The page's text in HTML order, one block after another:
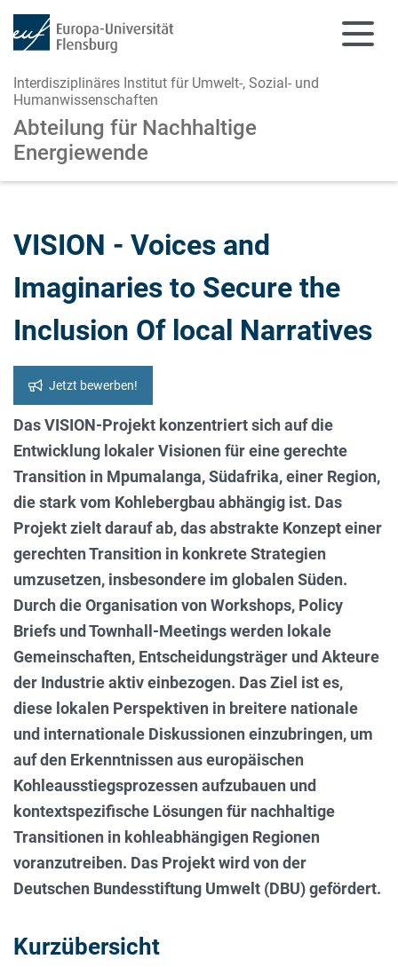
Interdisziplinäres Institut für Umwelt-, Sozial- und
Humanwissenschaften
Abteilung für Nachhaltige
Energiewende
VISION - Voices and
Imaginaries to Secure the
Inclusion Of local Narratives
Jetzt bewerben!
Das VISION-Projekt konzentriert sich auf die
Entwicklung lokaler Visionen für eine gerechte
Transition in Mpumalanga, Südafrika, einer Region,
die stark vom Kohlebergbau abhängig ist. Das
Projekt zielt darauf ab, das abstrakte Konzept einer
gerechten Transition in konkrete Strategien
umzusetzen, insbesondere im globalen Süden.
Durch die Organisation von Workshops, Policy
Briefs und Townhall-Meetings werden lokale
Gemeinschaften, Entscheidungsträger und Akteure
der Industrie aktiv einbezogen. Das Ziel ist es,
diese lokalen Perspektiven in breitere nationale
und internationale Diskussionen einzubringen, um
auf den Erkenntnissen aus europäischen
Kohleausstiegsprozessen aufzubauen und
kontextspezifische Lösungen für nachhaltige
Transitionen in kohleabhängigen Regionen
voranzutreiben. Das Projekt wird von der
Deutschen Bundesstiftung Umwelt (DBU) gefördert.
Kurzübersicht